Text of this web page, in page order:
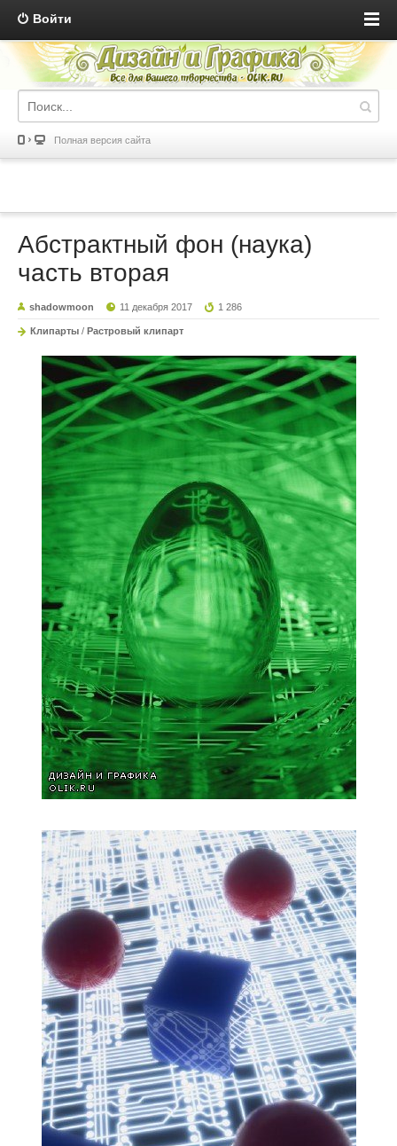
Войти
Полная версия сайта
Абстрактный фон (наука)
часть вторая
shadowmoon 11 декабря 2017 1 286
Клипарты / Растровый клипарт